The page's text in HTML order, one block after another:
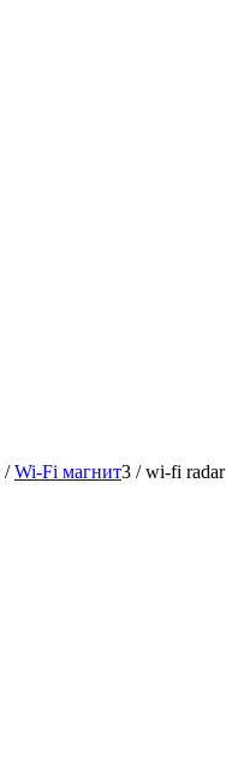
/ Wi-Fi магнит3 / wi-fi radar